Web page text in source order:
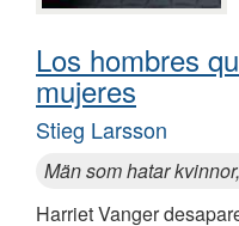
Los hombres
mujeres
Stieg Larsson
Män som hatar
Harriet Vanger